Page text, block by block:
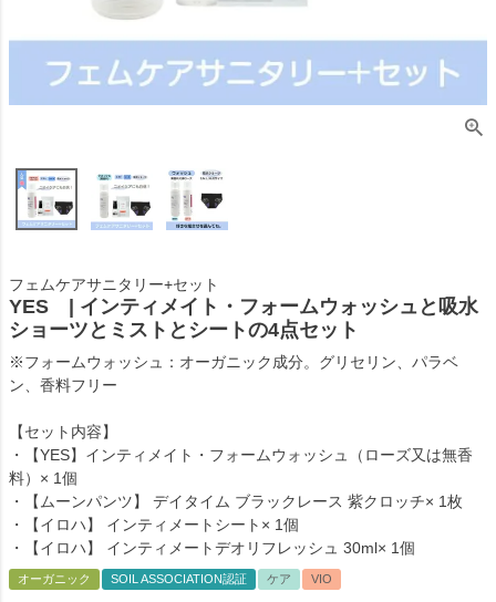
フェムケアサニタリー+セット
YES | インティメイト・フォームウォッシュと吸水
ショーツとミストとシートの4点セット
※フォームウォッシュ：オーガニック成分。グリセリン、パラベ
ン、香料フリー
【セット内容】
・【YES】インティメイト・フォームウォッシュ（ローズ又は無香
料）× 1個
・【ムーンパンツ】 デイタイム ブラックレース 紫クロッチ× 1枚
・【イロハ】 インティメートシート× 1個
・【イロハ】 インティメートデオリフレッシュ 30ml× 1個
オーガニック SOIL ASSOCIATION認証 ケア VIO